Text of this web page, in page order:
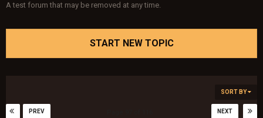
A test forum that may be removed at any time.
START NEW TOPIC
SORT BY
PREV NEXT